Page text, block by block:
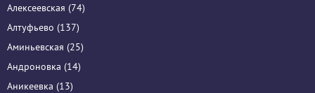
Алексеевская (74)
Алтуфьево (137)
Аминьевская (25)
Андроновка (14)
Аникеевка (13)